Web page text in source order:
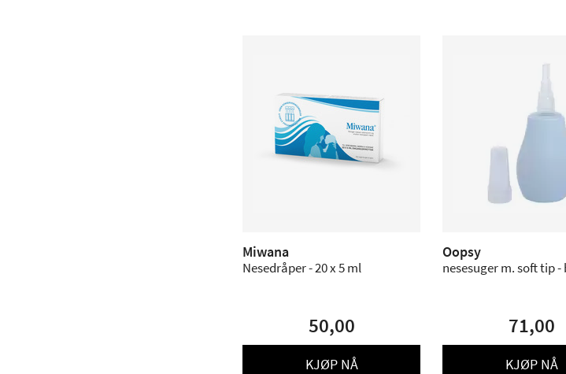
Miwana
Nesedråper - 20 x 5 ml
50,00
KJØP NÅ
Oopsy
nesesuger m. soft tip -
71,00
KJØP NÅ